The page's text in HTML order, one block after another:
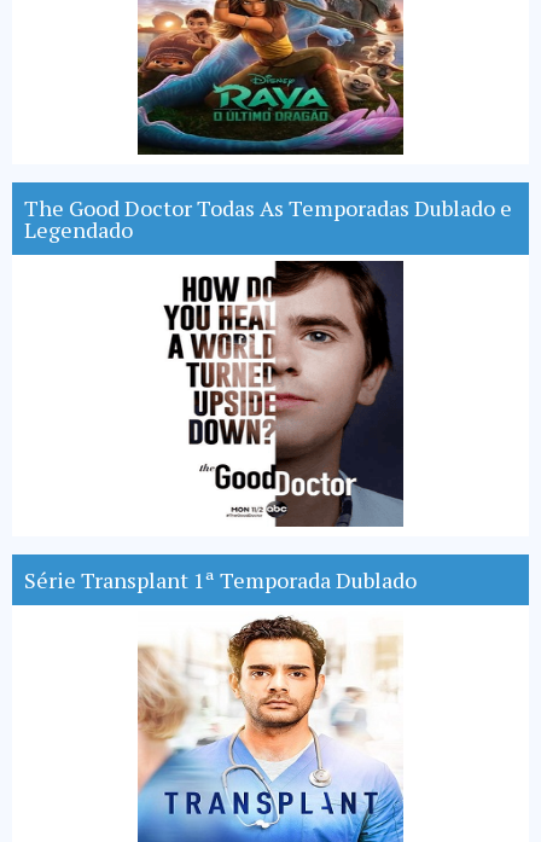
The Good Doctor Todas As Temporadas Dublado e
Legendado
Série Transplant 1ª Temporada Dublado